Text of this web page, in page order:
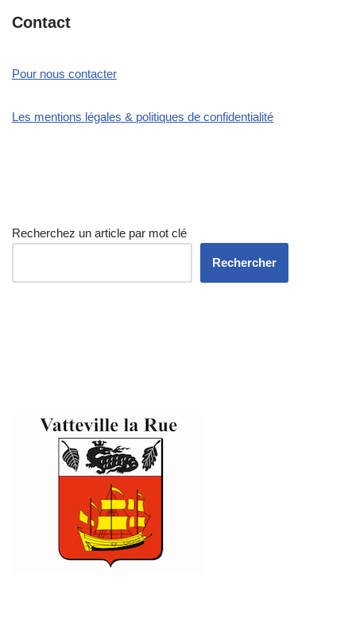
Contact
Pour nous contacter
Les mentions légales & politiques de confidentialité
Recherchez un article par mot clé
Rechercher